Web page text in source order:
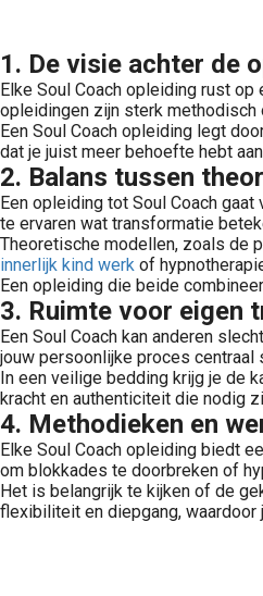
1. De visie achter de
Elke Soul Coach opleiding rust
opleidingen zijn sterk methodisch
Een Soul Coach opleiding legt
dat je juist meer behoefte hebt
2. Balans tussen
Een opleiding tot Soul Coach
te ervaren wat transformatie
Theoretische modellen, zoals de
innerlijk kind werk of
Een opleiding die beide
3. Ruimte voor eigen
Een Soul Coach kan anderen
jouw persoonlijke proces centraal
In een veilige bedding krijg je de
kracht en authenticiteit die nodig
4. Methodieken en
Elke Soul Coach opleiding biedt
om blokkades te doorbreken of
Het is belangrijk te kijken of de
flexibiliteit en diepgang, waardoor